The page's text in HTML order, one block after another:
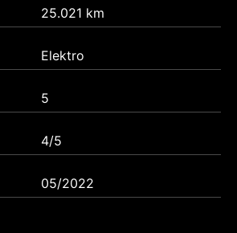
25.021 km
Elektro
5
4/5
05/2022